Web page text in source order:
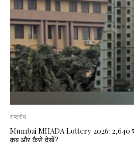
राष्ट्रीय
Mumbai MHADA Lottery 2026: 2,640
कब और कैसे देखें?